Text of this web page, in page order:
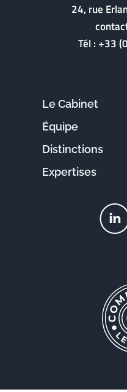
24, rue
Tél :+33
Le Cabinet
Équipe
Distinctions
Expertises